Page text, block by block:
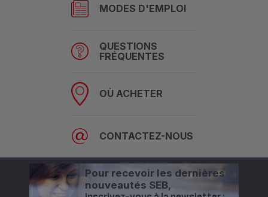
MODES D'EMPLOI
QUESTIONS
FRÉQUENTES
OÙ ACHETER
CONTACTEZ-NOUS
Pour recevoir les dernières
nouveautés SEB,